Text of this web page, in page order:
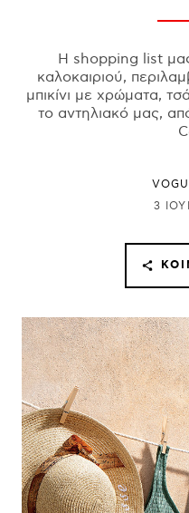
Η shopping list
καλοκαιριού,
μπικίνι με χρώματα,
το αντηλιακό μας,
3